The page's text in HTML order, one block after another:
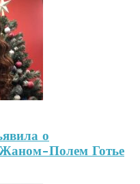
о
Жаном-Полем Готье